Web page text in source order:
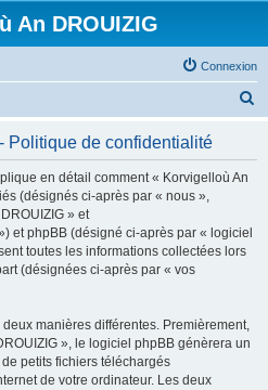
An DROUIZIG
Connexion
Politique de confidentialité
en détail comment « Korvigelloù An
(désignés ci-après par « nous »,
» et
et phpBB (désigné ci-après par « logiciel
toutes les informations collectées lors
(désignées ci-après par « vos
manières différentes. Premièrement,
», le logiciel phpBB génèrera un
petits fichiers téléchargés
de votre ordinateur. Les deux